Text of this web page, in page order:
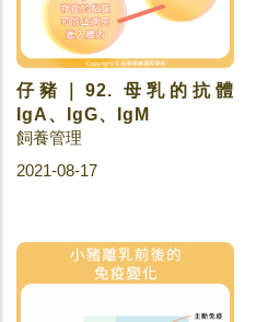
仔豬｜92. 母乳的抗體
IgA、IgG、IgM
飼養管理
2021-08-17